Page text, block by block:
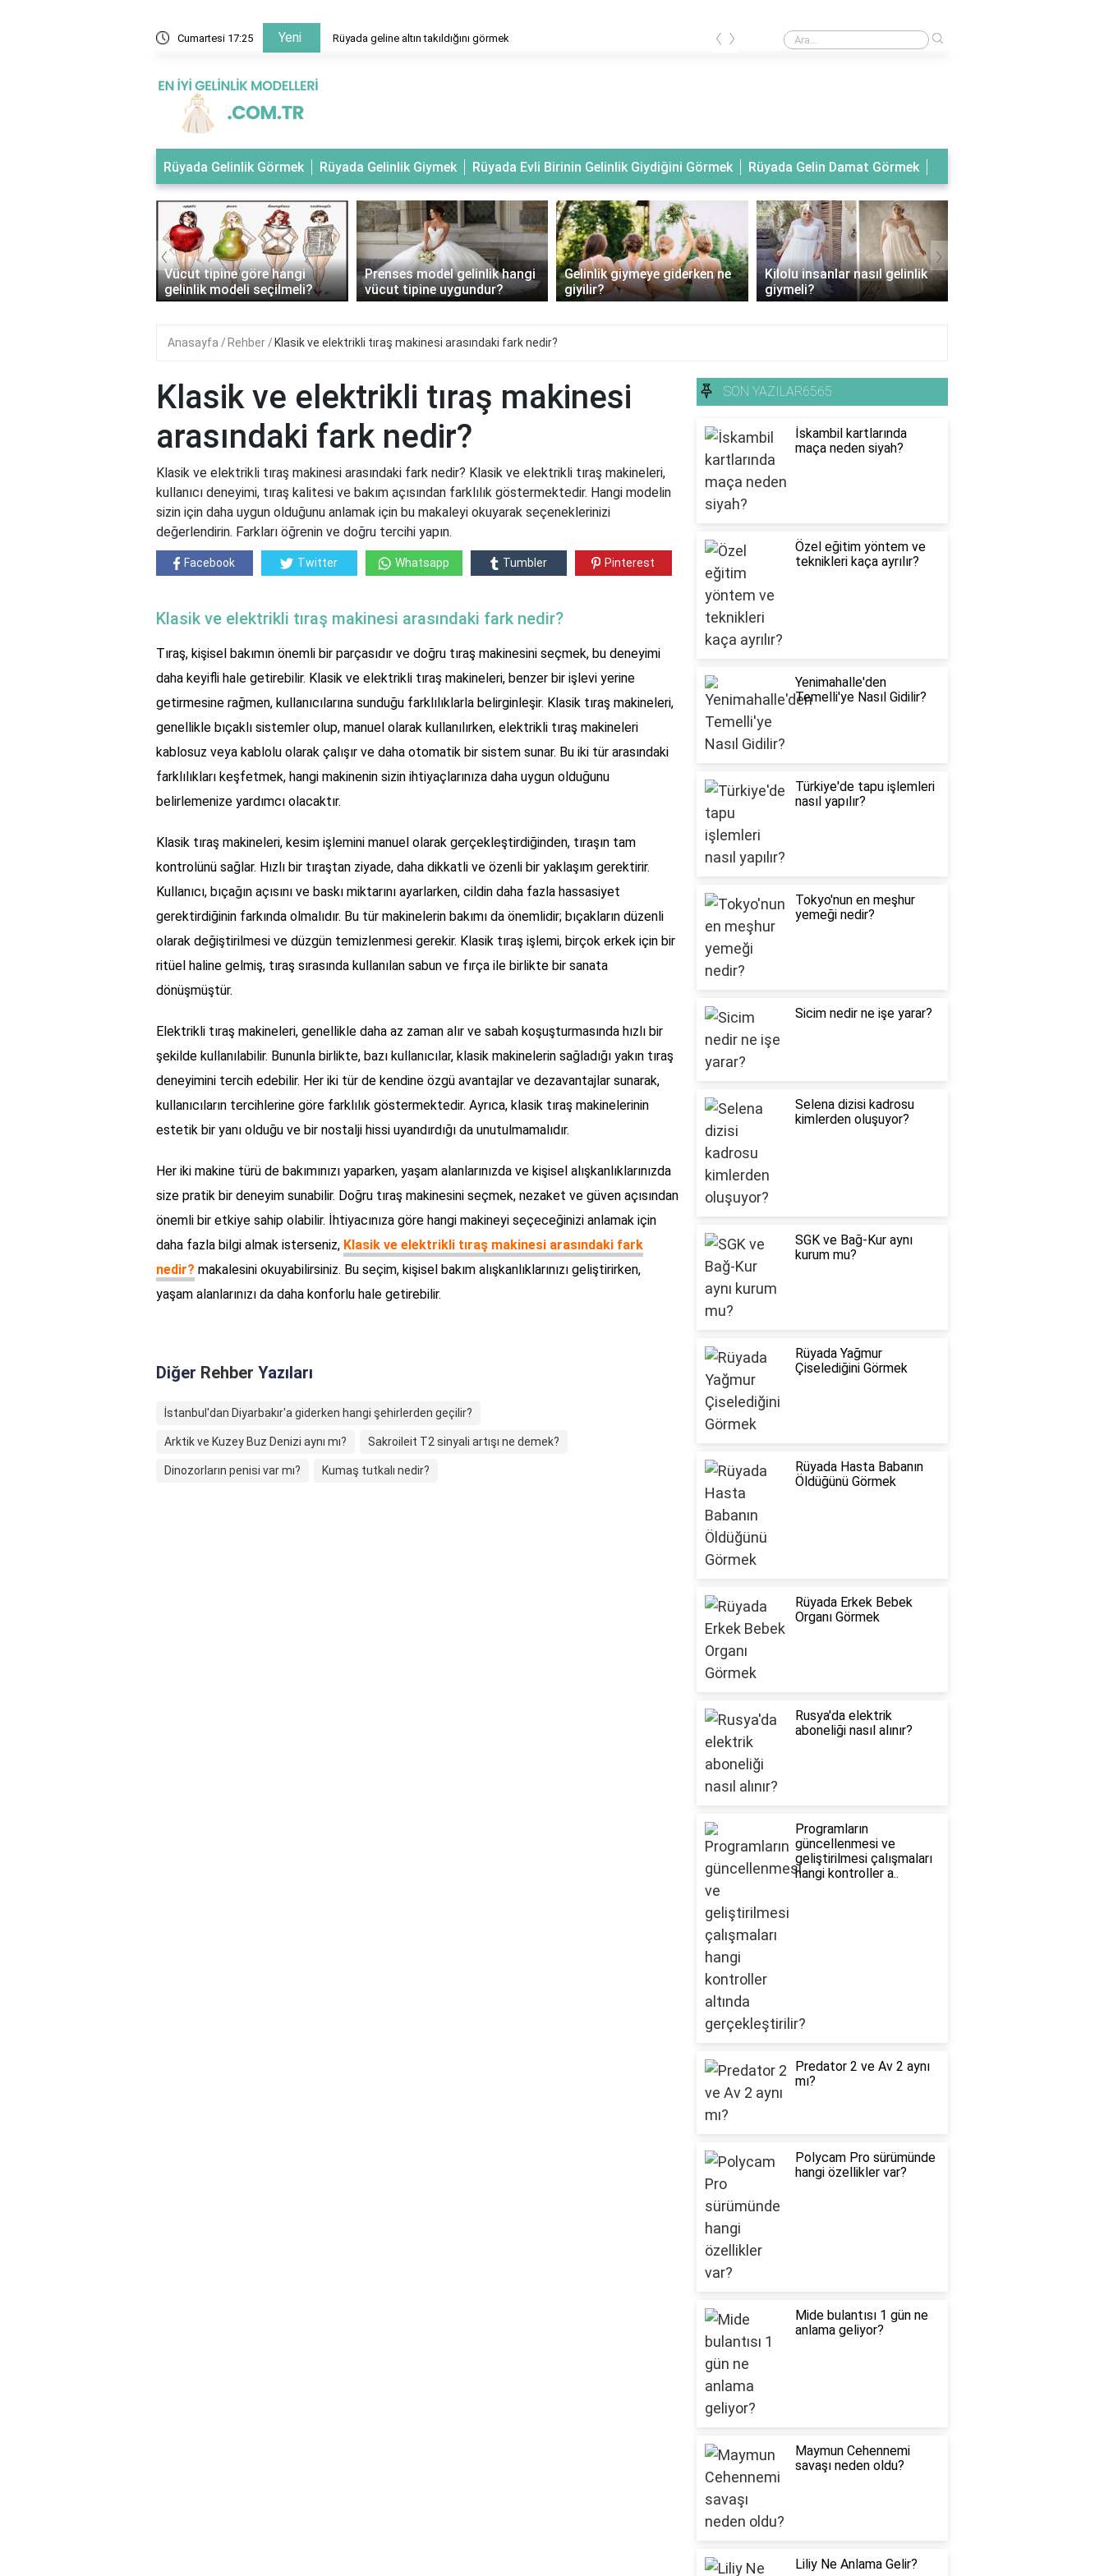
Cumartesi 17:25 Yeni
evlendiğini gelinlik giydiğini görmek Rüyada geline altın takıldığını görmek Rüyada tanıdık birinin gelinlik giydiğini görmek
‹ ›
Rüyada Gelinlik Görmek Rüyada Gelinlik Giymek Rüyada Evli Birinin Gelinlik Giydiğini Görmek Rüyada Gelin Damat Görmek
Vücut tipine göre hangi
gelinlik modeli seçilmeli?
Prenses model gelinlik hangi
vücut tipine uygundur?
Gelinlik giymeye giderken ne
giyilir?
Kilolu insanlar nasıl gelinlik
giymeli?
‹ ›
Anasayfa Rehber Klasik ve elektrikli tıraş makinesi arasındaki fark nedir?
Klasik ve elektrikli tıraş makinesi
arasındaki fark nedir?
Klasik ve elektrikli tıraş makinesi arasındaki fark nedir? Klasik ve elektrikli tıraş makineleri,
kullanıcı deneyimi, tıraş kalitesi ve bakım açısından farklılık göstermektedir. Hangi modelin
sizin için daha uygun olduğunu anlamak için bu makaleyi okuyarak seçeneklerinizi
değerlendirin. Farkları öğrenin ve doğru tercihi yapın.
Facebook Twitter Whatsapp Tumbler Pinterest
Klasik ve elektrikli tıraş makinesi arasındaki fark nedir?
Tıraş, kişisel bakımın önemli bir parçasıdır ve doğru tıraş makinesini seçmek, bu deneyimi
daha keyifli hale getirebilir. Klasik ve elektrikli tıraş makineleri, benzer bir işlevi yerine
getirmesine rağmen, kullanıcılarına sunduğu farklılıklarla belirginleşir. Klasik tıraş makineleri,
genellikle bıçaklı sistemler olup, manuel olarak kullanılırken, elektrikli tıraş makineleri
kablosuz veya kablolu olarak çalışır ve daha otomatik bir sistem sunar. Bu iki tür arasındaki
farklılıkları keşfetmek, hangi makinenin sizin ihtiyaçlarınıza daha uygun olduğunu
belirlemenize yardımcı olacaktır.
Klasik tıraş makineleri, kesim işlemini manuel olarak gerçekleştirdiğinden, tıraşın tam
kontrolünü sağlar. Hızlı bir tıraştan ziyade, daha dikkatli ve özenli bir yaklaşım gerektirir.
Kullanıcı, bıçağın açısını ve baskı miktarını ayarlarken, cildin daha fazla hassasiyet
gerektirdiğinin farkında olmalıdır. Bu tür makinelerin bakımı da önemlidir; bıçakların düzenli
olarak değiştirilmesi ve düzgün temizlenmesi gerekir. Klasik tıraş işlemi, birçok erkek için bir
ritüel haline gelmiş, tıraş sırasında kullanılan sabun ve fırça ile birlikte bir sanata
dönüşmüştür.
Elektrikli tıraş makineleri, genellikle daha az zaman alır ve sabah koşuşturmasında hızlı bir
şekilde kullanılabilir. Bununla birlikte, bazı kullanıcılar, klasik makinelerin sağladığı yakın tıraş
deneyimini tercih edebilir. Her iki tür de kendine özgü avantajlar ve dezavantajlar sunarak,
kullanıcıların tercihlerine göre farklılık göstermektedir. Ayrıca, klasik tıraş makinelerinin
estetik bir yanı olduğu ve bir nostalji hissi uyandırdığı da unutulmamalıdır.
Her iki makine türü de bakımınızı yaparken, yaşam alanlarınızda ve kişisel alışkanlıklarınızda
size pratik bir deneyim sunabilir. Doğru tıraş makinesini seçmek, nezaket ve güven açısından
önemli bir etkiye sahip olabilir. İhtiyacınıza göre hangi makineyi seçeceğinizi anlamak için
daha fazla bilgi almak isterseniz, Klasik ve elektrikli tıraş makinesi arasındaki fark
nedir? makalesini okuyabilirsiniz. Bu seçim, kişisel bakım alışkanlıklarınızı geliştirirken,
yaşam alanlarınızı da daha konforlu hale getirebilir.
Diğer Rehber Yazıları
İstanbul'dan Diyarbakır'a giderken hangi şehirlerden geçilir?
Arktik ve Kuzey Buz Denizi aynı mı? Sakroileit T2 sinyali artışı ne demek?
Dinozorların penisi var mı? Kumaş tutkalı nedir?
SON YAZILAR6565
İskambil kartlarında
maça neden siyah?
Özel eğitim yöntem ve
teknikleri kaça ayrılır?
Yenimahalle'den
Temelli'ye Nasıl Gidilir?
Türkiye'de tapu işlemleri
nasıl yapılır?
Tokyo'nun en meşhur
yemeği nedir?
Sicim nedir ne işe yarar?
Selena dizisi kadrosu
kimlerden oluşuyor?
SGK ve Bağ-Kur aynı
kurum mu?
Rüyada Yağmur
Çiselediğini Görmek
Rüyada Hasta Babanın
Öldüğünü Görmek
Rüyada Erkek Bebek
Organı Görmek
Rusya'da elektrik
aboneliği nasıl alınır?
Programların
güncellenmesi ve
geliştirilmesi çalışmaları
hangi kontroller a..
Predator 2 ve Av 2 aynı
mı?
Polycam Pro sürümünde
hangi özellikler var?
Mide bulantısı 1 gün ne
anlama geliyor?
Maymun Cehennemi
savaşı neden oldu?
Liliy Ne Anlama Gelir?